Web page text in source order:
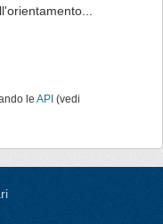
le API (vedi